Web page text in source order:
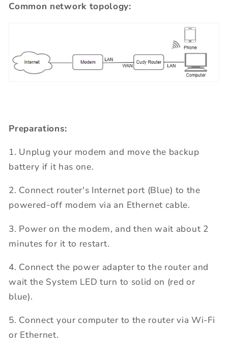
Common network topology:
Preparations:
1. Unplug your modem and move the backup
battery if it has one.
2. Connect router's Internet port (Blue) to the
powered-off modem via an Ethernet cable.
3. Power on the modem, and then wait about 2
minutes for it to restart.
4. Connect the power adapter to the router and
wait the System LED turn to solid on (red or
blue).
5. Connect your computer to the router via Wi-Fi
or Ethernet.